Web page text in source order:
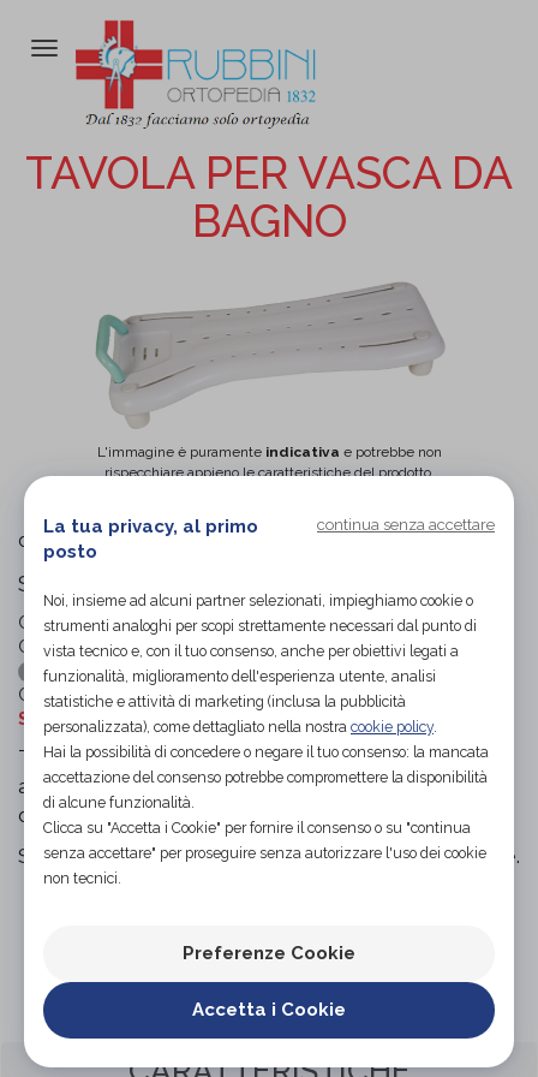
Attiva/disattiva
TAVOLA PER VASCA DA
BAGNO
L'immagine è puramente indicativa e potrebbe non
rispecchiare appieno le caratteristiche del prodotto.
di Termigea
Sedile per vasca da bagno
Codice OTGP:TERKE13673 | Riferimento produttore: BA23
Codice Nomenclatore tariffario:09.33.03
Sedie (con o senza ruote), sgabelli, schienali e sedili
Categoria:Ausili per disabili e anziani»Ausili per il bagno
Sedie per il bagno
Tavola per vasca da bagno realizzata in plastica
antiscivolo e anticalcare, dotata di fori per il deflusso
dell’acqua e di una comoda maniglia per sostenersi.
Si assicura alla vasca grazie ad un facile fissaggio a vite.
La tua privacy, al primo
posto
continua senza accettare
Noi, insieme ad alcuni partner selezionati, impieghiamo cookie o
strumenti analoghi per scopi strettamente necessari dal punto di
vista tecnico e, con il tuo consenso, anche per obiettivi legati a
funzionalità, miglioramento dell'esperienza utente, analisi
statistiche e attività di marketing (inclusa la pubblicità
personalizzata), come dettagliato nella nostra cookie policy.
Hai la possibilità di concedere o negare il tuo consenso: la mancata
accettazione del consenso potrebbe compromettere la disponibilità
di alcune funzionalità.
Clicca su "Accetta i Cookie" per fornire il consenso o su "continua
senza accettare" per proseguire senza autorizzare l'uso dei cookie
non tecnici.
Preferenze Cookie
Accetta i Cookie